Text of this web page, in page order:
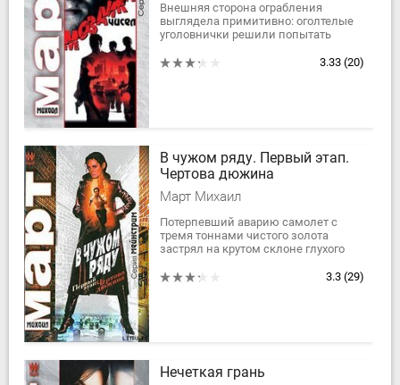
Внешняя сторона ограбления
выглядела примитивно: оголтелые
уголовнички решили попытать
Пятнадцать миллионов долларов
3.33 (20)
В чужом ряду. Первый этап.
Чертова дюжина
Март Михаил
Потерпевший аварию самолет с
тремя тоннами чистого золота
застрял на крутом склоне глухого
нога человека. На поиски
3.3 (29)
Нечеткая грань